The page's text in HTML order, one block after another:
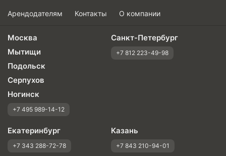
Арендодателям Контакты О компании
Москва
Мытищи
Подольск
Серпухов
Ногинск
+7 495 989-14-12
Санкт-Петербург
+7 812 223-49-98
Екатеринбург
+7 343 288-72-78
Казань
+7 843 210-94-01